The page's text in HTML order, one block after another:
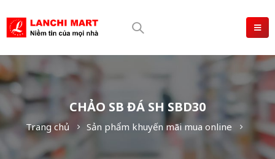
CHẢO SB ĐÁ SH SBD30
Trang chủ Sản phẩm khuyến mãi mua online